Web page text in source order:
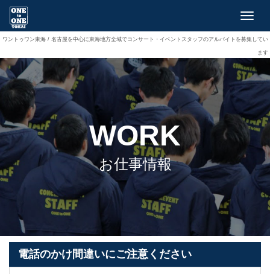
ワントゥワン東海 / 名古屋を中心に東海地方全域でコンサート・イベントスタッフのアルバイトを募集してい
ます
WORK
お仕事情報
電話のかけ間違いにご注意ください